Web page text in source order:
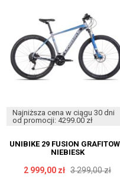
Najniższa cena w ciągu 30 dni
od promocji: 4299.00 zł
UNIBIKE 29 FUSION
NIEBIESK
2 999,00 zł 3 299,00 zł